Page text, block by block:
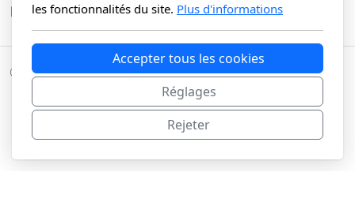
Politique de confidentialité
© Copyright,Tony da Silvatous droits réservés
les fonctionnalités du site. Plus d'informations
Accepter tous les cookies
Réglages
Rejeter